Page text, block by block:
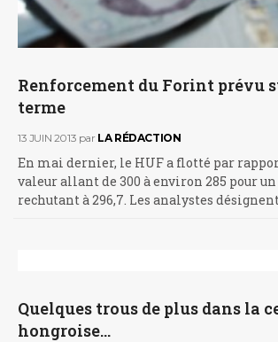
Renforcement du Forint prévu
terme
13 JUIN 2013 par LA RÉDACTION
En mai dernier, le HUF a flotté par
valeur allant de 300 à environ 285 pour un
rechutant à 296,7. Les analystes désignent
Quelques trous de plus dans la
hongroise…